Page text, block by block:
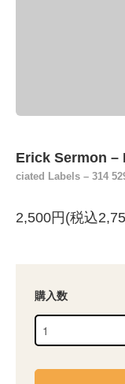
Erick Sermon –
ciated Labels – 314
2,500円(税込
購入数